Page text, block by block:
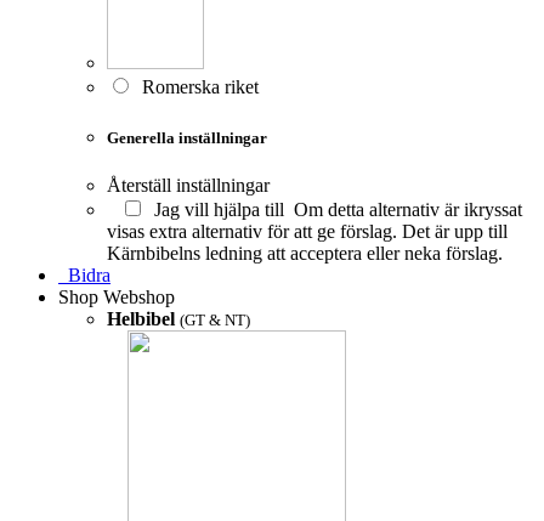
Romerska riket
Generella inställningar
Återställ inställningar
Jag vill hjälpa till Om detta alternativ är ikryssat
visas extra alternativ för att ge förslag. Det är upp till
Kärnbibelns ledning att acceptera eller neka förslag.
Bidra
Shop Webshop
Helbibel (GT & NT)